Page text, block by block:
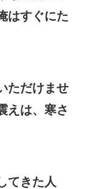
はすぐにた
ただけませ
えは、寒さ
てきた人